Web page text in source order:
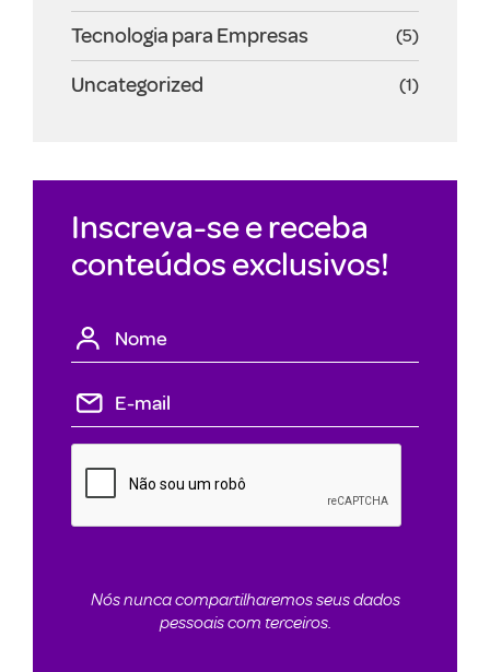
Tecnologia para Empresas (5)
Uncategorized (1)
Inscreva-se e receba
conteúdos exclusivos!
Nós nunca compartilharemos seus dados
pessoais com terceiros.